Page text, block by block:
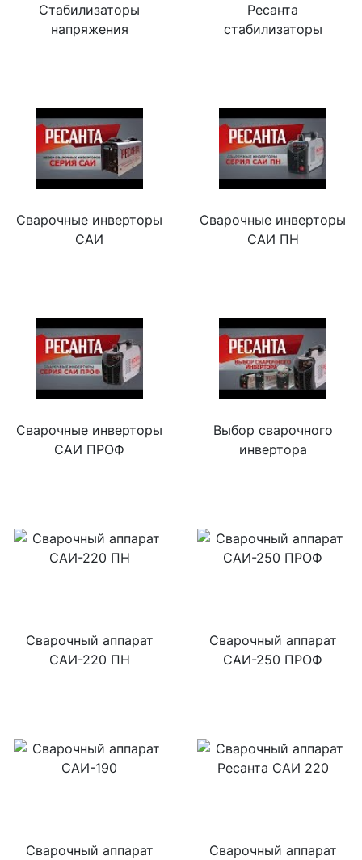
Стабилизаторы
напряжения
Ресанта
стабилизаторы
Сварочные инверторы
САИ
Сварочные инверторы
САИ ПН
Сварочные инверторы
САИ ПРОФ
Выбор сварочного
инвертора
Сварочный аппарат
САИ-220 ПН
Сварочный аппарат
САИ-250 ПРОФ
Сварочный аппарат
Сварочный аппарат